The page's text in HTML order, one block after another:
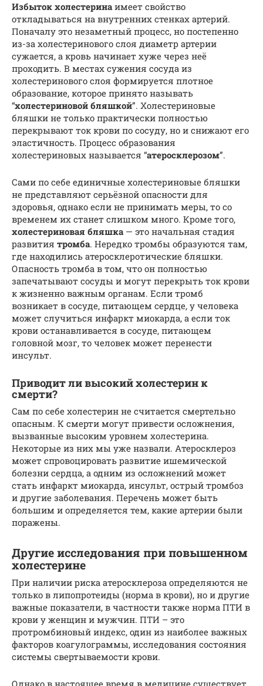
Избыток холестеринаимеет свойство
откладываться на внутренних стенках артерий.
Поначалу это незаметный процесс, но постепенно
из-за холестеринового слоя диаметр артерии
сужается, а кровь начинает хуже через неё
проходить. В местах сужения сосуда из
холестеринового слоя формируется плотное
образование, которое принято называть
“холестериновой бляшкой”. Холестериновые
бляшки не только практически полностью
перекрывают ток крови по сосуду, но и снижают его
эластичность. Процесс образования
холестериновых называется “атеросклерозом”.
Сами по себе единичные холестериновые бляшки
не представляют серьёзной опасности для
здоровья, однако если не принимать меры, то со
временем их станет слишком много. Кроме того,
холестериновая бляшка— это начальная стадия
развития тромба. Нередко тромбы образуются там,
где находились атеросклеротические бляшки.
Опасность тромба в том, что он полностью
запечатывают сосуды и могут перекрыть ток крови
к жизненно важным органам. Если тромб
возникает в сосуде, питающем сердце, у человека
может случиться инфаркт миокарда, а если ток
крови останавливается в сосуде, питающем
головной мозг, то человек может перенести
инсульт.
Приводит ли высокий холестерин к
смерти?
Сам по себе холестерин не считается смертельно
опасным. К смерти могут привести осложнения,
вызванные высоким уровнем холестерина.
Некоторые из них мы уже назвали. Атеросклероз
может спровоцировать развитие ишемической
болезни сердца, а одним из осложнений может
стать инфаркт миокарда, инсульт, острый тромбоз
и другие заболевания. Перечень может быть
большим и определяется тем, какие артерии были
поражены.
Другие исследования при повышенном
холестерине
При наличии риска атеросклероза определяются не
только в липопротеиды (норма в крови), но и другие
важные показатели, в частности также норма ПТИ в
крови у женщин и мужчин. ПТИ – это
протромбиновый индекс, один из наиболее важных
факторов коагулограммы, исследования состояния
системы свертываемости крови.